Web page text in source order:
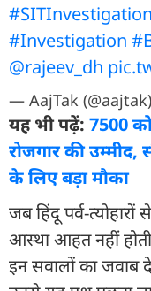
#SITInvestigation
#Investigation
@rajeev_dh
— AajTak (@aajtak)
यह भी पढ़ें: 7500
रोजगार की
के लिए बड़ा मौका
जब हिंदू पर्व-
आस्था आहत नहीं होती
इन सवालों का जवाब